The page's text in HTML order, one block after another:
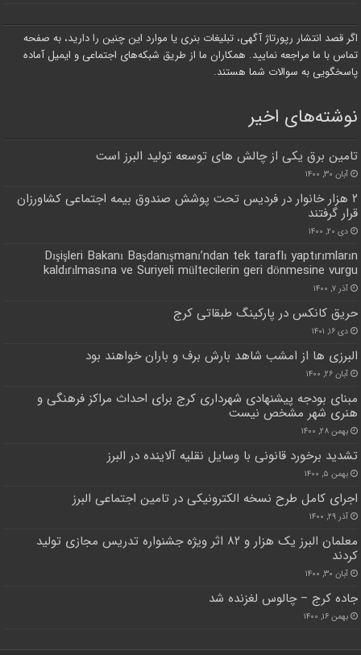
اگر قصد انتشار رپورتاژ آگهی، تبلیغات بنری یا موارد این چنین را دارید، به صفحه
تماس با ما مراجعه نمایید. همکاران ما از طریق شبکه‌های اجتماعی و ایمیل آماده
پاسخگویی به سوالات شما هستند.
نوشته‌های اخیر
تامین برق یکی از چالش های توسعه تولید البرز است
آبان ۳۰, ۱۴۰۰
۲ هزار خانوار در فردیس تحت پوشش صندوق بیمه اجتماعی کشاورزان
قرار گرفتند
دی ۲۰, ۱۴۰۰
Dışişleri Bakanı Başdanışmanı’ndan tek taraflı yaptırımların
kaldırılmasına ve Suriyeli mültecilerin geri dönmesine vurgu
آذر ۷, ۱۴۰۰
حریق کانکس در پارکینگ طبقاتی کرج
دی ۱۶, ۱۴۰۱
البرزی ها از امشب شاهد بارش برف و باران خواهند بود
آبان ۲۶, ۱۴۰۰
مبنای بودجه پیشنهادی شهرداری کرج برای احداث مراکز فرهنگی و
هنری شهر مشخص نیست
بهمن ۲۸, ۱۴۰۰
تشدید برخورد قانونی با وسایل نقلیه آلاینده در البرز
بهمن ۵, ۱۴۰۰
اجرای کامل طرح نسخه الکترونیکی در تامین اجتماعی البرز
آذر ۲۹, ۱۴۰۰
معلمان البرز یک هزار و ۸۲ اثر ویژه جشنواره تدریس مجازی تولید
کردند
آبان ۳۰, ۱۴۰۰
جاده کرج – چالوس لغزنده شد
بهمن ۱۶, ۱۴۰۰